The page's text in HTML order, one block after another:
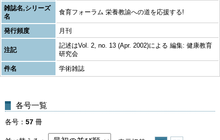
雑誌名,シリーズ
名
食育フォーラム 栄養教諭への道を応援する!
発行頻度 月刊
注記
記述はVol. 2, no. 13 (Apr. 2002)による 編集: 健康教育
研究会
件名
学術雑誌
各号一覧
各号 57 冊